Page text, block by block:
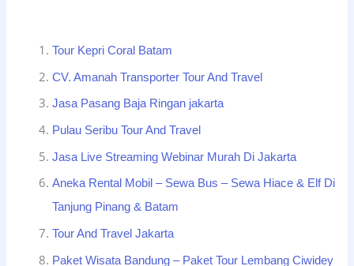
Tour Kepri Coral Batam
CV. Amanah Transporter Tour And Travel
Jasa Pasang Baja Ringan jakarta
Pulau Seribu Tour And Travel
Jasa Live Streaming Webinar Murah Di Jakarta
Aneka Rental Mobil – Sewa Bus – Sewa Hiace & Elf Di
Tanjung Pinang & Batam
Tour And Travel Jakarta
Paket Wisata Bandung – Paket Tour Lembang Ciwidey